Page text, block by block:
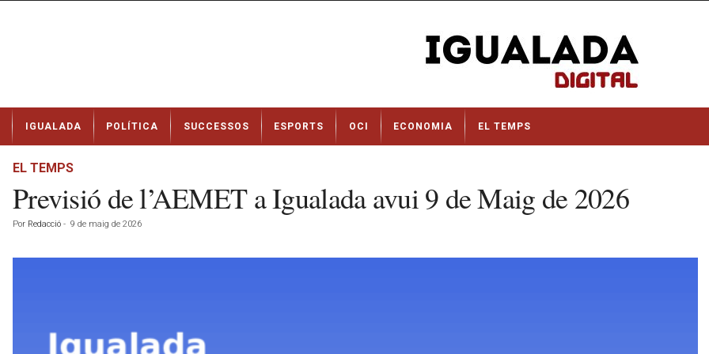
t
IGUALADA POLÍTICA SUCCESSOS ESPORTS OCI ECONOMIA EL TEMPS
EL TEMPS
Previsió de l’AEMET a Igualada avui 9 de Maig de 2026
Por Redacció - 9 de maig de 2026